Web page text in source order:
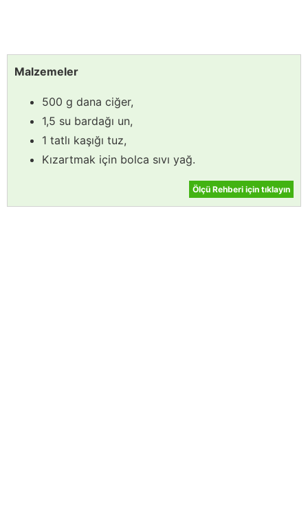
Malzemeler
500 g dana ciğer,
1,5 su bardağı un,
1 tatlı kaşığı tuz,
Kızartmak için bolca sıvı yağ.
Ölçü Rehberi için tıklayın